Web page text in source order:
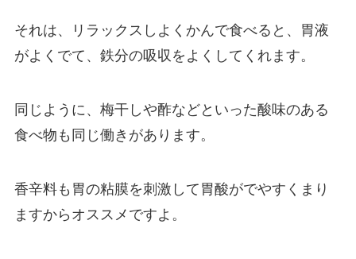
それは、リラックスしよくかんで食べると、胃液
がよくでて、鉄分の吸収をよくしてくれます。
同じように、梅干しや酢などといった酸味のある
食べ物も同じ働きがあります。
香辛料も胃の粘膜を刺激して胃酸がでやすくまり
ますからオススメですよ。